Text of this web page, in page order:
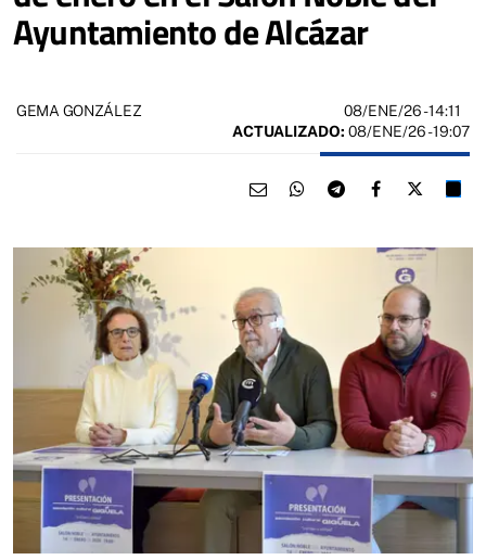
Ayuntamiento de Alcázar
GEMA GONZÁLEZ 08/ENE/26- 14:11
ACTUALIZADO: 08/ENE/26 - 19:07